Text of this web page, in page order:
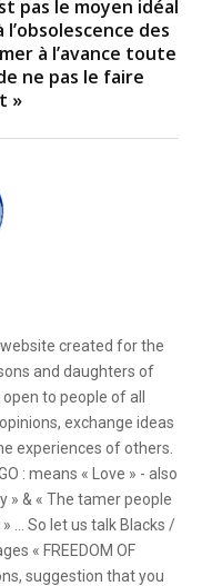
pas le moyen idéal
des
à l’avance toute
ne pas le faire
»
website created for the
and daughters of
to people of all
exchange ideas
experiences of others.
: means « Love » - also
» & « The tamer people
... So let us talk Blacks /
« FREEDOM OF
suggestion that you